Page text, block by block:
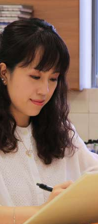
4K專區
第一次 人生第二次
文化體育 冰雪道路
非遺 文化 旅游 科普
工廠 智敬中國
總台企業白名單